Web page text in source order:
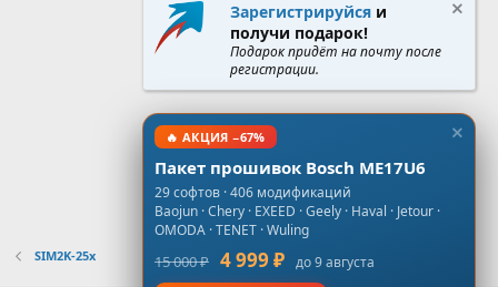
SIM2K-25x
Зарегистрируйся и
получи подарок!
Подарок придёт на почту после
регистрации.
🔥 АКЦИЯ −67%
Пакет прошивок Bosch ME17U6
29 софтов · 406 модификаций
Baojun · Chery · EXEED · Geely · Haval · Jetour ·
OMODA · TENET · Wuling
15 000 ₽ 4 999 ₽ до 9 августа